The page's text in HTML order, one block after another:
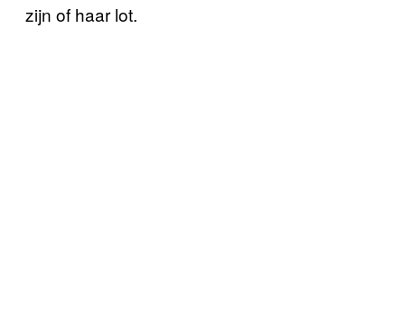
zijn of haar lot.